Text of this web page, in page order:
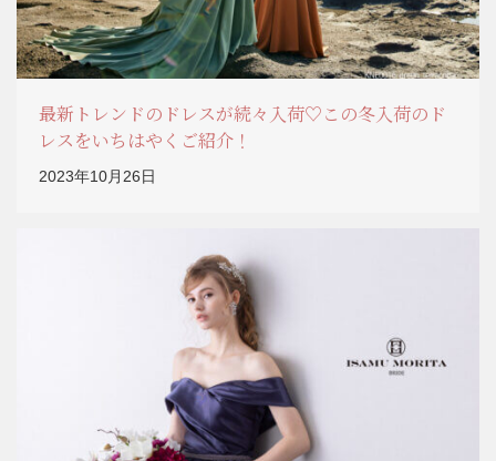
最新トレンドのドレスが続々入荷♡この冬入荷のド
レスをいちはやくご紹介！
2023年10月26日